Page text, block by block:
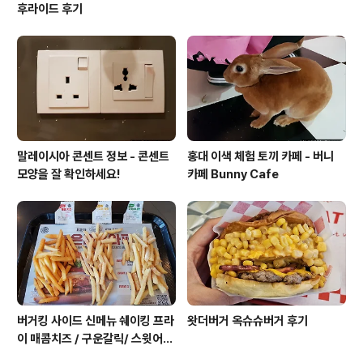
후라이드 후기
말레이시아 콘센트 정보 - 콘센트
모양을 잘 확인하세요!
홍대 이색 체험 토끼 카페 - 버니
카페 Bunny Cafe
버거킹 사이드 신메뉴 쉐이킹 프라
이 매콤치즈 / 구운갈릭/ 스윗어니
왓더버거 옥슈슈버거 후기